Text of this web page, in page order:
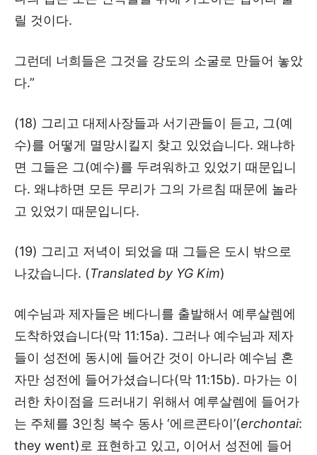
릴 것이다.
그런데 너희들은 그것을 강도의 소굴로 만들어 놓았
다.”
(18) 그리고 대제사장들과 서기관들이 듣고, 그(예
수)를 어떻게 멸망시킬지 찾고 있었습니다. 왜냐하
면 그들은 그(예수)를 두려워하고 있었기 때문입니
다. 왜냐하면 모든 무리가 그의 가르침 때문에 놀라
고 있었기 때문입니다.
(19) 그리고 저녁이 되었을 때 그들은 도시 밖으로
나갔습니다. (Translated by YG Kim)
예수님과 제자들은 베다니를 출발해서 예루살렘에
도착하였습니다(막 11:15a). 그러나 예수님과 제자
들이 성전에 동시에 들어간 것이 아니라 예수님 혼
자만 성전에 들어가셨습니다(막 11:15b). 마가는 이
러한 차이점을 드러내기 위해서 예루살렘에 들어가
는 주체를 3인칭 복수 동사 ‘에르콘타이’(erchontai:
they went)로 표현하고 있고, 이어서 성전에 들어